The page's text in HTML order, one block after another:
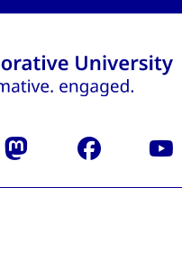
Mastodon Facebook